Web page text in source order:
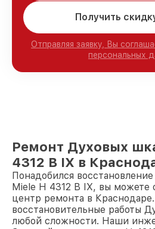
Получить
Отправляя заявку, Вы
персональных
Ремонт Духовых
4312 B IX в
Понадобился
Miele H 4312 B IX, вы можете
центр ремонта в
восстановительные работы
любой сложности. Наши